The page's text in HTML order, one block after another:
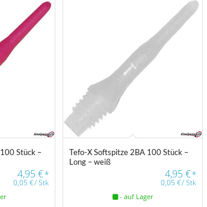
Stück –
4,95€*
0,05€/Stk
Tefo-X Softspitze 2BA 100 Stück –
Long – weiß
4,95€*
0,05 €/Stk
- auf Lager